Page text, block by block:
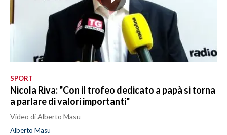
SPORT
Nicola Riva: "Con il trofeo dedicato a papà si torna
a parlare di valori importanti"
Video di Alberto Masu
Alberto Masu